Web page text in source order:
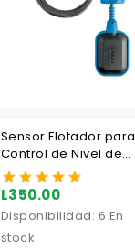
Sensor Flotador para
Control de Nivel de
Liquidos 3M FOSET
L350.00
Disponibilidad: 6 En
stock